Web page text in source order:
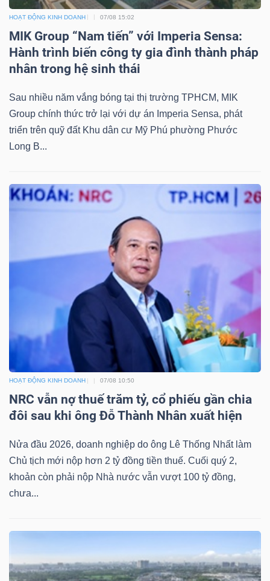
HOẠT ĐỘNG KINH DOANH 07/08 15:02
MIK Group “Nam tiến” với Imperia Sensa:
Hành trình biến công ty gia đình thành pháp
nhân trong hệ sinh thái
Sau nhiều năm vắng bóng tại thị trường TPHCM, MIK
Group chính thức trở lại với dự án Imperia Sensa, phát
triển trên quỹ đất Khu dân cư Mỹ Phú phường Phước
Long B...
HOẠT ĐỘNG KINH DOANH 07/08 10:50
NRC vẫn nợ thuế trăm tỷ, cổ phiếu gần chia
đôi sau khi ông Đỗ Thành Nhân xuất hiện
Nửa đầu 2026, doanh nghiệp do ông Lê Thống Nhất làm
Chủ tịch mới nộp hơn 2 tỷ đồng tiền thuế. Cuối quý 2,
khoản còn phải nộp Nhà nước vẫn vượt 100 tỷ đồng,
chưa...